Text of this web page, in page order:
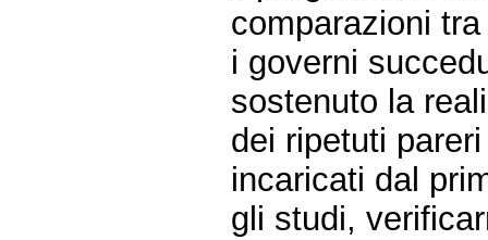
comparazioni
i governi
sostenuto la
dei ripetuti
incaricati dal
gli studi,